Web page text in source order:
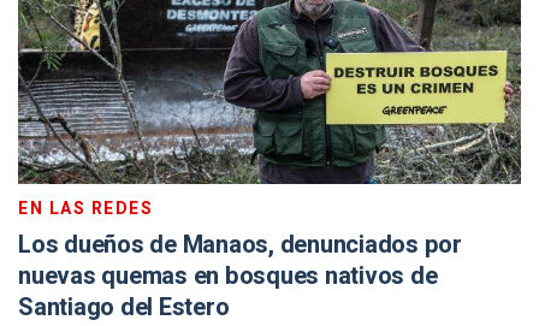
EN LAS REDES
Los dueños de Manaos, denunciados por
nuevas quemas en bosques nativos de
Santiago del Estero